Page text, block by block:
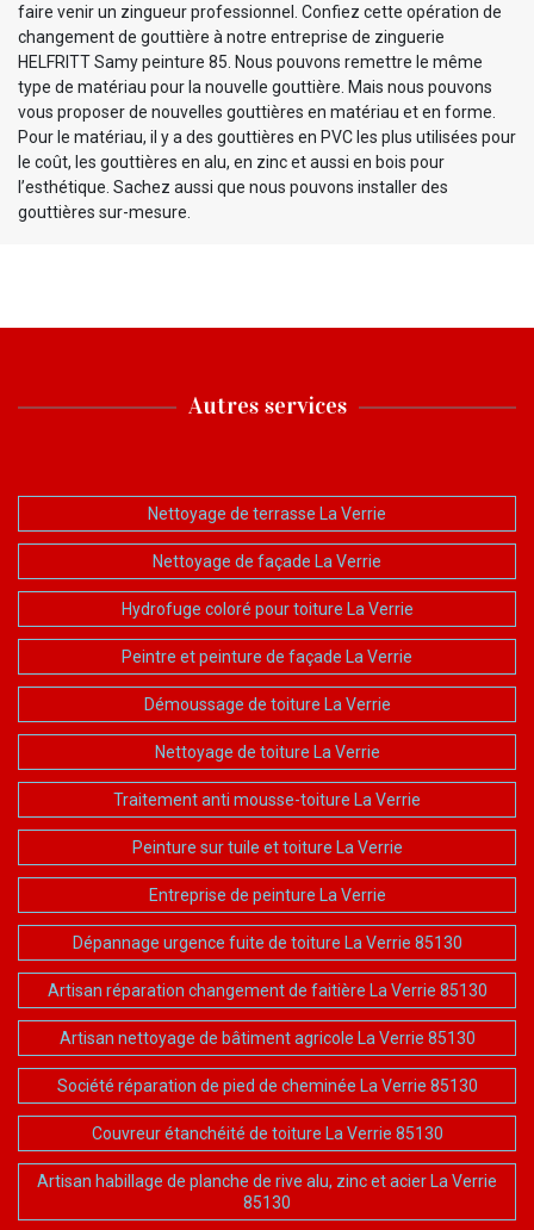
faire venir un zingueur professionnel. Confiez cette opération de
changement de gouttière à notre entreprise de zinguerie
HELFRITT Samy peinture 85. Nous pouvons remettre le même
type de matériau pour la nouvelle gouttière. Mais nous pouvons
vous proposer de nouvelles gouttières en matériau et en forme.
Pour le matériau, il y a des gouttières en PVC les plus utilisées pour
le coût, les gouttières en alu, en zinc et aussi en bois pour
l’esthétique. Sachez aussi que nous pouvons installer des
gouttières sur-mesure.
Autres services
Nettoyage de terrasse La Verrie
Nettoyage de façade La Verrie
Hydrofuge coloré pour toiture La Verrie
Peintre et peinture de façade La Verrie
Démoussage de toiture La Verrie
Nettoyage de toiture La Verrie
Traitement anti mousse-toiture La Verrie
Peinture sur tuile et toiture La Verrie
Entreprise de peinture La Verrie
Dépannage urgence fuite de toiture La Verrie 85130
Artisan réparation changement de faitière La Verrie 85130
Artisan nettoyage de bâtiment agricole La Verrie 85130
Société réparation de pied de cheminée La Verrie 85130
Couvreur étanchéité de toiture La Verrie 85130
Artisan habillage de planche de rive alu, zinc et acier La Verrie
85130